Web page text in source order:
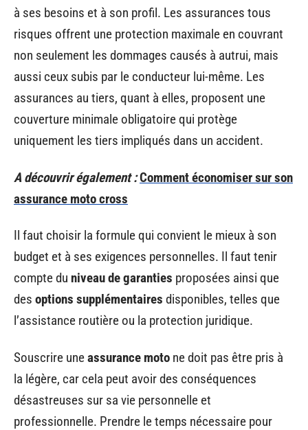
à ses besoins et à son profil. Les assurances tous
risques offrent une protection maximale en couvrant
non seulement les dommages causés à autrui, mais
aussi ceux subis par le conducteur lui-même. Les
assurances au tiers, quant à elles, proposent une
couverture minimale obligatoire qui protège
uniquement les tiers impliqués dans un accident.
A découvrir également :Comment économiser sur son
assurance moto cross
Il faut choisir la formule qui convient le mieux à son
budget et à ses exigences personnelles. Il faut tenir
compte du niveau de garanties proposées ainsi que
des options supplémentaires disponibles, telles que
l’assistance routière ou la protection juridique.
Souscrire uneassurance moto ne doit pas être pris à
la légère, car cela peut avoir des conséquences
désastreuses sur sa vie personnelle et
professionnelle. Prendre le temps nécessaire pour